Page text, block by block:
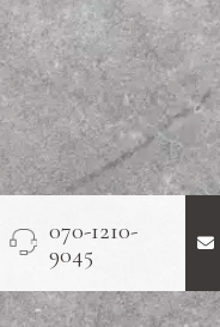
070-1210-
9045